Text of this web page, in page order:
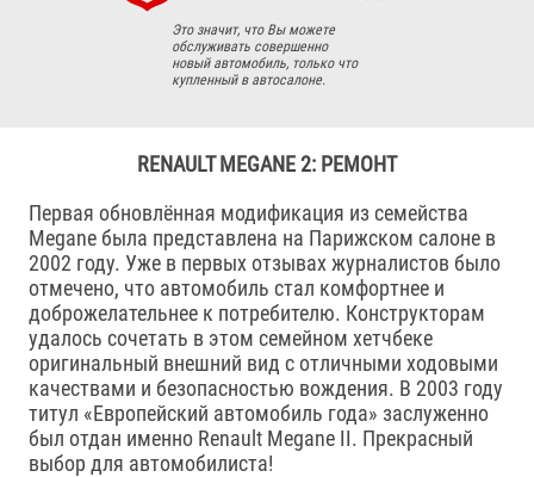
Это значит, что Вы можете
обслуживать совершенно
новый автомобиль, только что
купленный в автосалоне.
RENAULT MEGANE 2: РЕМОНТ
Первая обновлённая модификация из семейства
Megane была представлена на Парижском салоне в
2002 году. Уже в первых отзывах журналистов было
отмечено, что автомобиль стал комфортнее и
доброжелательнее к потребителю. Конструкторам
удалось сочетать в этом семейном хетчбеке
оригинальный внешний вид с отличными ходовыми
качествами и безопасностью вождения. В 2003 году
титул «Европейский автомобиль года» заслуженно
был отдан именно Renault Megane II. Прекрасный
выбор для автомобилиста!